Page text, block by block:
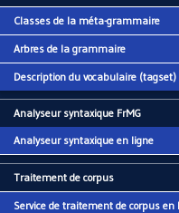
Classes de la méta-grammaire
Arbres de la grammaire
Description du vocabulaire (tagset)
Analyseur syntaxique FrMG
Analyseur syntaxique en ligne
Traitement de corpus
Service de traitement de corpus en